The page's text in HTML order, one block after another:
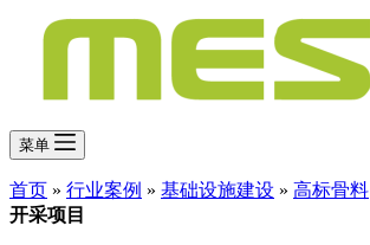
菜单
首页 » 行业案例 » 基础设施建设 » 高标骨料
开采项目